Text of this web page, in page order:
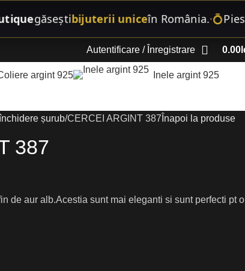
găseștibijuterii uniceîn România.•💍Piese
Autentificare / Înregistrare 0.00
argint 925 Inele argint 925
șurub CERCEI ARGINT 387 Înapoi la produse
387
de aur alb.Acestia sunt mai eleganti si sunt perfecti pt o